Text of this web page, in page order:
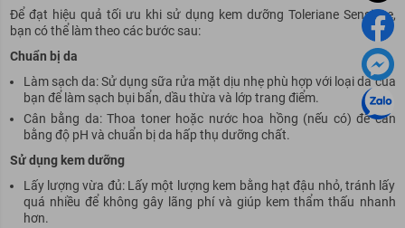
Để đạt hiệu quả tối ưu khi sử dụng kem dưỡng Toleriane Sensitive,
bạn có thể làm theo các bước sau:
Chuẩn bị da
Làm sạch da: Sử dụng sữa rửa mặt dịu nhẹ phù hợp với loại da của
bạn để làm sạch bụi bẩn, dầu thừa và lớp trang điểm.
Cân bằng da: Thoa toner hoặc nước hoa hồng (nếu có) để cân
bằng độ pH và chuẩn bị da hấp thụ dưỡng chất.
Sử dụng kem dưỡng
Lấy lượng vừa đủ: Lấy một lượng kem bằng hạt đậu nhỏ, tránh lấy
quá nhiều để không gây lãng phí và giúp kem thẩm thấu nhanh
hơn.